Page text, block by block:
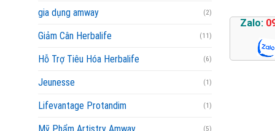
gia dụng amway (2)
Giảm Cân Herbalife (11)
Hỗ Trợ Tiêu Hóa Herbalife (6)
Jeunesse (1)
Lifevantage Protandim (1)
(5)
Zalo: